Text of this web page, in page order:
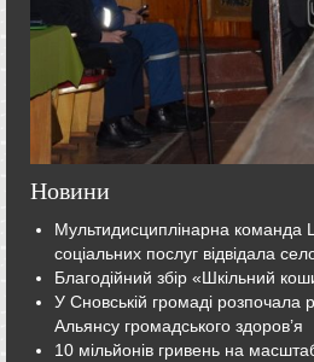
Новини
Мультидисциплінарна команда
соціальних послуг відвідала
Благодійний збір «Шкільний
У Сновській громаді розпочала
Альянсу громадського здоров’я
10 мільйонів гривень на